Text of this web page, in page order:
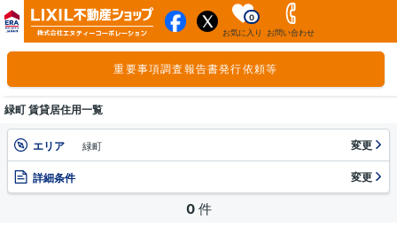
お気に入り
0
お問い合わせ
重要事項調査報告書発行依頼等
緑町 賃貸居住用一覧
エリア 緑町 変更
詳細条件 変更
0 件